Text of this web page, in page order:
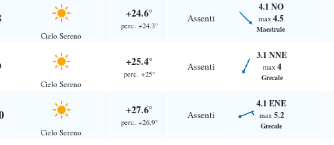
Cielo Sereno
+24.6°
perc. +24.3°
Assenti
4.1 NO
max 4.5
Maestrale
Cielo Sereno
+25.4°
perc. +25°
Assenti
3.1 NNE
max 4
Grecale
Cielo Sereno
+27.6°
perc. +26.9°
Assenti
4.1 ENE
max 5.2
Grecale